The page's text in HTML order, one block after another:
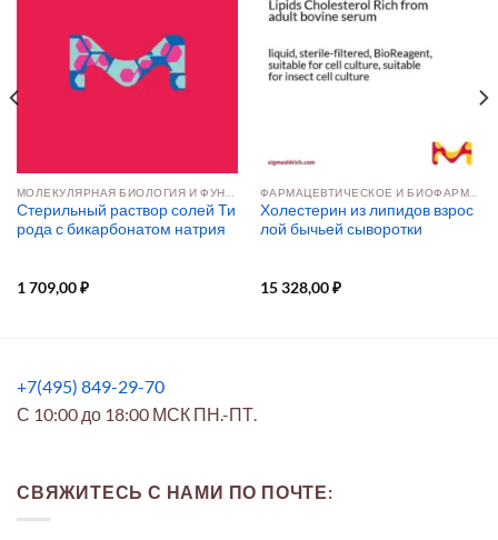
Стерильный раствор солей Ти
рода с бикарбонатом натрия
1 709,00₽
Холестерин из липидов взрос
лой бычьей сыворотки
15 328,00₽
+7(495) 849-29-70
С 10:00 до 18:00 МСК ПН.-ПТ.
СВЯЖИТЕСЬ С НАМИ ПО ПОЧТЕ: